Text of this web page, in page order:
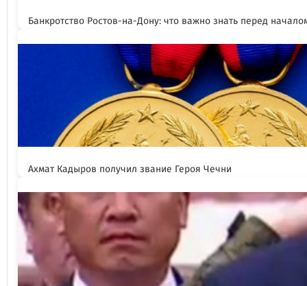
Банкротство Ростов-на-Дону: что важно знать перед
Ахмат Кадыров получил звание Героя Чечни